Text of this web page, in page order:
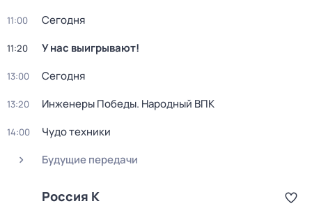
11:00 Сегодня
11:20 У нас выигрывают!
13:00 Сегодня
13:20 Инженеры Победы. Народный ВПК
14:00
Чудо техники
Будущие передачи
Россия К